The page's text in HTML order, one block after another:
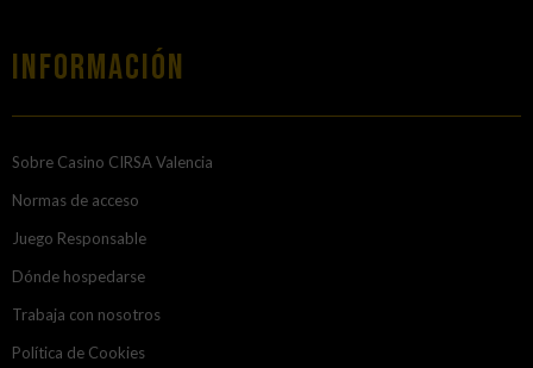
Información
Sobre Casino CIRSA Valencia
Normas de acceso
Juego Responsable
Dónde hospedarse
Trabaja con nosotros
Política de Cookies